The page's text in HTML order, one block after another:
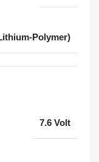
Polymer)
7.6 Volt